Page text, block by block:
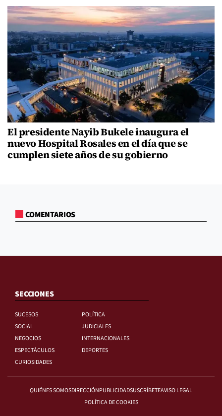
El presidente Nayib Bukele inaugura el
nuevo Hospital Rosales en el día que se
cumplen siete años de su gobierno
COMENTARIOS
SECCIONES
SUCESOS
POLÍTICA
SOCIAL
JUDICIALES
NEGOCIOS
INTERNACIONALES
ESPECTÁCULOS
DEPORTES
CURIOSIDADES
QUIÉNES SOMOSDIRECCIÓNPUBLICIDADSUSCRÍBETEAVISO LEGAL
POLÍTICA DE COOKIES